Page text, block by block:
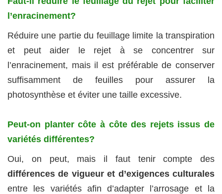
l’enracinement?
Réduire une partie du feuillage limite la transpiration
et peut aider le rejet à se concentrer sur
l’enracinement, mais il est préférable de conserver
suffisamment de feuilles pour assurer la
photosynthèse et éviter une taille excessive.
Peut‑on planter côte à côte des rejets issus de
variétés différentes?
Oui, on peut, mais il faut tenir compte des
différences de vigueur et d’exigences culturales
entre les variétés afin d’adapter l’arrosage et la